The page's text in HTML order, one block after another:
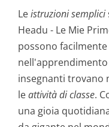
Leistruzioni semplici
Headu - Le Mie
possono
insegnanti trovano
leattività di classe.
una gioia